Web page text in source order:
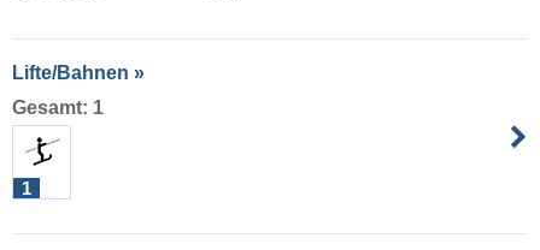
Lifte/Bahnen »
Gesamt: 1
1